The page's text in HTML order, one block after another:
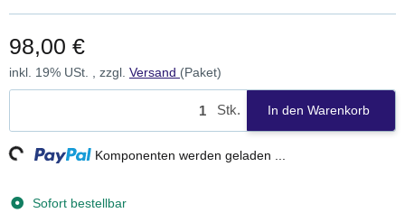
98,00 €
inkl. 19% USt. , zzgl. Versand (Paket)
Stk. In den Warenkorb
Komponenten werden geladen ...
Sofort bestellbar